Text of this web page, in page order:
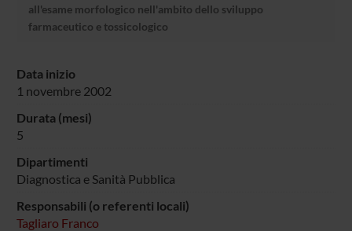
all'esame morfologico nell'ambito dello sviluppo
farmaceutico e tossicologico
Data inizio
1 novembre 2002
Durata (mesi)
5
Dipartimenti
Diagnostica e Sanità Pubblica
Responsabili (o referenti locali)
Tagliaro Franco